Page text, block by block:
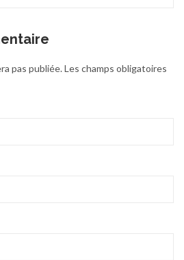
pas publiée.Les champs obligatoires